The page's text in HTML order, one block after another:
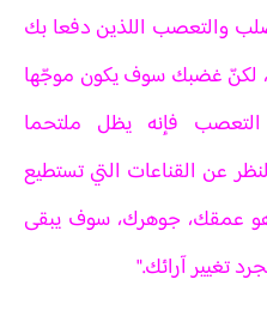
والتعصب اللذين دفعا بك
لكنّ غضبك سوف يكون موجّها
فإنه يظل ملتحما
عن القناعات التي تستطيع
هو عمقك، جوهرك، سوف يبقى
تغيير آرائك."